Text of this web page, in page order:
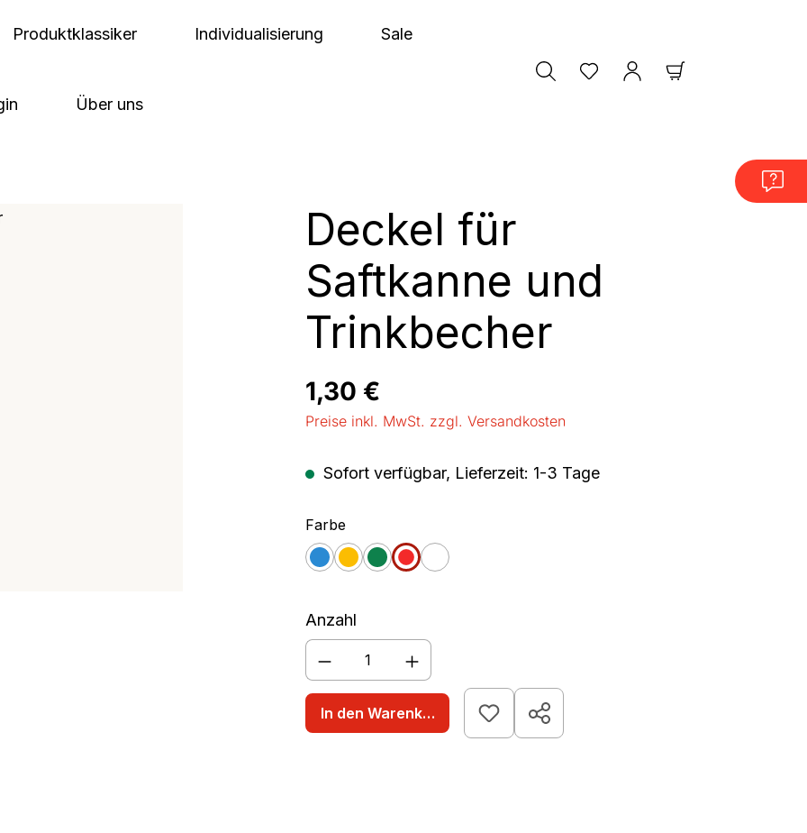
Produktklassiker
Rührbecher
Individualisierung Sale
Über uns
Deckel für
Saftkanne und
Trinkbecher
Regulärer Preis:
1,30 €
Preise inkl. MwSt. zzgl. Versandkosten
Sofort verfügbar, Lieferzeit: 1-3 Tage
Farbeauswählen
blaugelbgrünrot weiß
Anzahl
Produkt Anzahl: Gib den gewünschten Wert
In den Warenkorb